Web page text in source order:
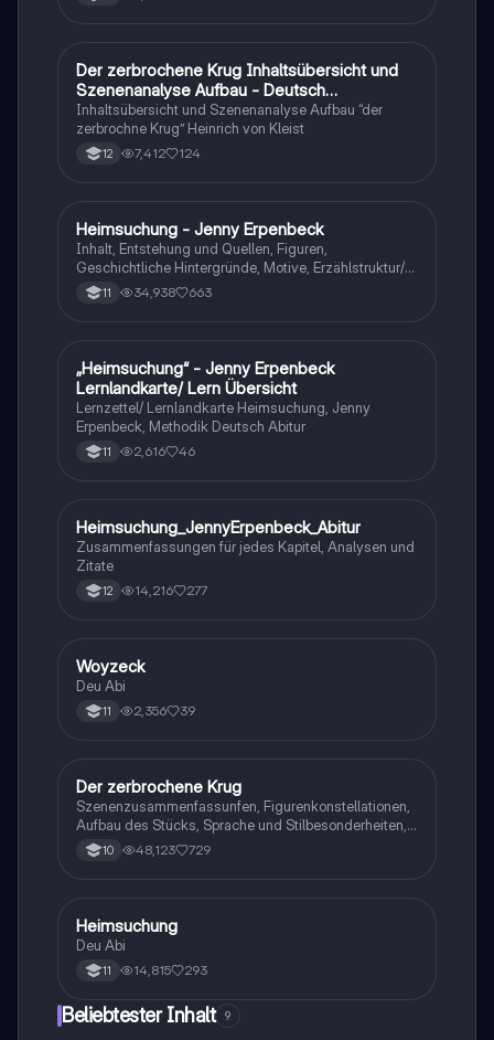
Deutsch
Der zerbrochene Krug Inhaltsübersicht und
Szenenanalyse Aufbau - Deutsch
Q1/Q2/Abitur
Inhaltsübersicht und Szenenanalyse Aufbau “der
zerbrochne Krug” Heinrich von Kleist
12 7,412 124
Deutsch
Heimsuchung - Jenny Erpenbeck
Inhalt, Entstehung und Quellen, Figuren,
Geschichtliche Hintergründe, Motive, Erzählstruktur/-
stil 11 34,938 663
Deutsch
„Heimsuchung“ - Jenny Erpenbeck
Lernlandkarte/ Lern Übersicht
Lernzettel/ Lernlandkarte Heimsuchung, Jenny
Erpenbeck, Methodik Deutsch Abitur
11 2,616 46
Deutsch
Heimsuchung_JennyErpenbeck_Abitur
Zusammenfassungen für jedes Kapitel, Analysen und
Zitate
12 14,216 277
Deutsch
Woyzeck
Deu Abi
11 2,356 39
Deutsch
Der zerbrochene Krug
Szenenzusammenfassunfen, Figurenkonstellationen,
Aufbau des Stücks, Sprache und Stilbesonderheiten,
Aussageabsicht, Thematik, Interpretation
10 48,123 729
Deutsch
Heimsuchung
Deu Abi
11 14,815 293
Beliebtester Inhalt 9